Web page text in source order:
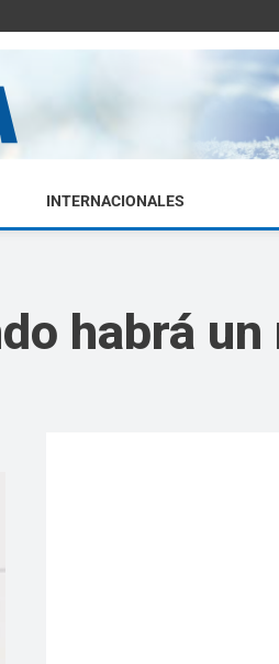
INTERNACIONALES
habrá un